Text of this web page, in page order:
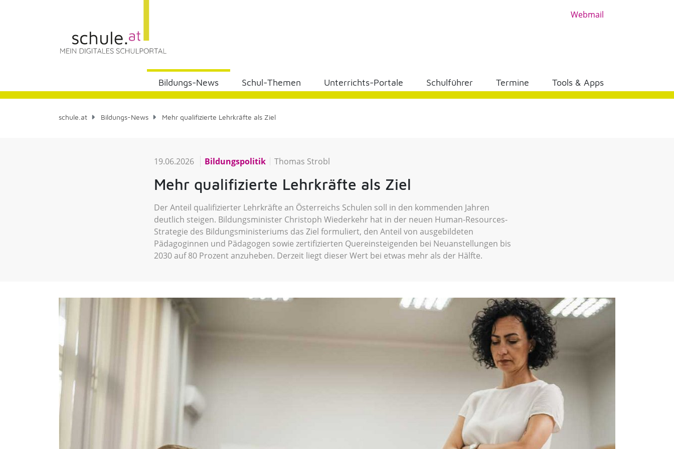
Webmail
Bildungs-News Schul-Themen Unterrichts-Portale Schulführer Termine Tools & Apps
schule.at Bildungs-News Mehr qualifizierte Lehrkräfte als Ziel
19.06.2026 Bildungspolitik Thomas Strobl
Mehr qualifizierte Lehrkräfte als Ziel
Der Anteil qualifizierter Lehrkräfte an Österreichs Schulen soll in den kommenden Jahren
deutlich steigen. Bildungsminister Christoph Wiederkehr hat in der neuen Human-Resources-
Strategie des Bildungsministeriums das Ziel formuliert, den Anteil von ausgebildeten
Pädagoginnen und Pädagogen sowie zertifizierten Quereinsteigenden bei Neuanstellungen bis
2030 auf 80 Prozent anzuheben. Derzeit liegt dieser Wert bei etwas mehr als der Hälfte.